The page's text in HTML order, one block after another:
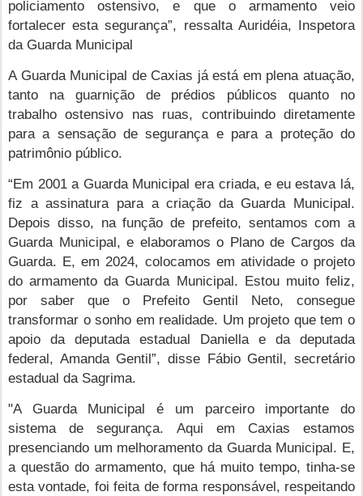
policiamento ostensivo, e que o armamento veio
fortalecer esta segurança”, ressalta Auridéia, Inspetora
da Guarda Municipal
A Guarda Municipal de Caxias já está em plena atuação,
tanto na guarnição de prédios públicos quanto no
trabalho ostensivo nas ruas, contribuindo diretamente
para a sensação de segurança e para a proteção do
patrimônio público.
“Em 2001 a Guarda Municipal era criada, e eu estava lá,
fiz a assinatura para a criação da Guarda Municipal.
Depois disso, na função de prefeito, sentamos com a
Guarda Municipal, e elaboramos o Plano de Cargos da
Guarda. E, em 2024, colocamos em atividade o projeto
do armamento da Guarda Municipal. Estou muito feliz,
por saber que o Prefeito Gentil Neto, consegue
transformar o sonho em realidade. Um projeto que tem o
apoio da deputada estadual Daniella e da deputada
federal, Amanda Gentil”, disse Fábio Gentil, secretário
estadual da Sagrima.
"A Guarda Municipal é um parceiro importante do
sistema de segurança. Aqui em Caxias estamos
presenciando um melhoramento da Guarda Municipal. E,
a questão do armamento, que há muito tempo, tinha-se
esta vontade, foi feita de forma responsável, respeitando